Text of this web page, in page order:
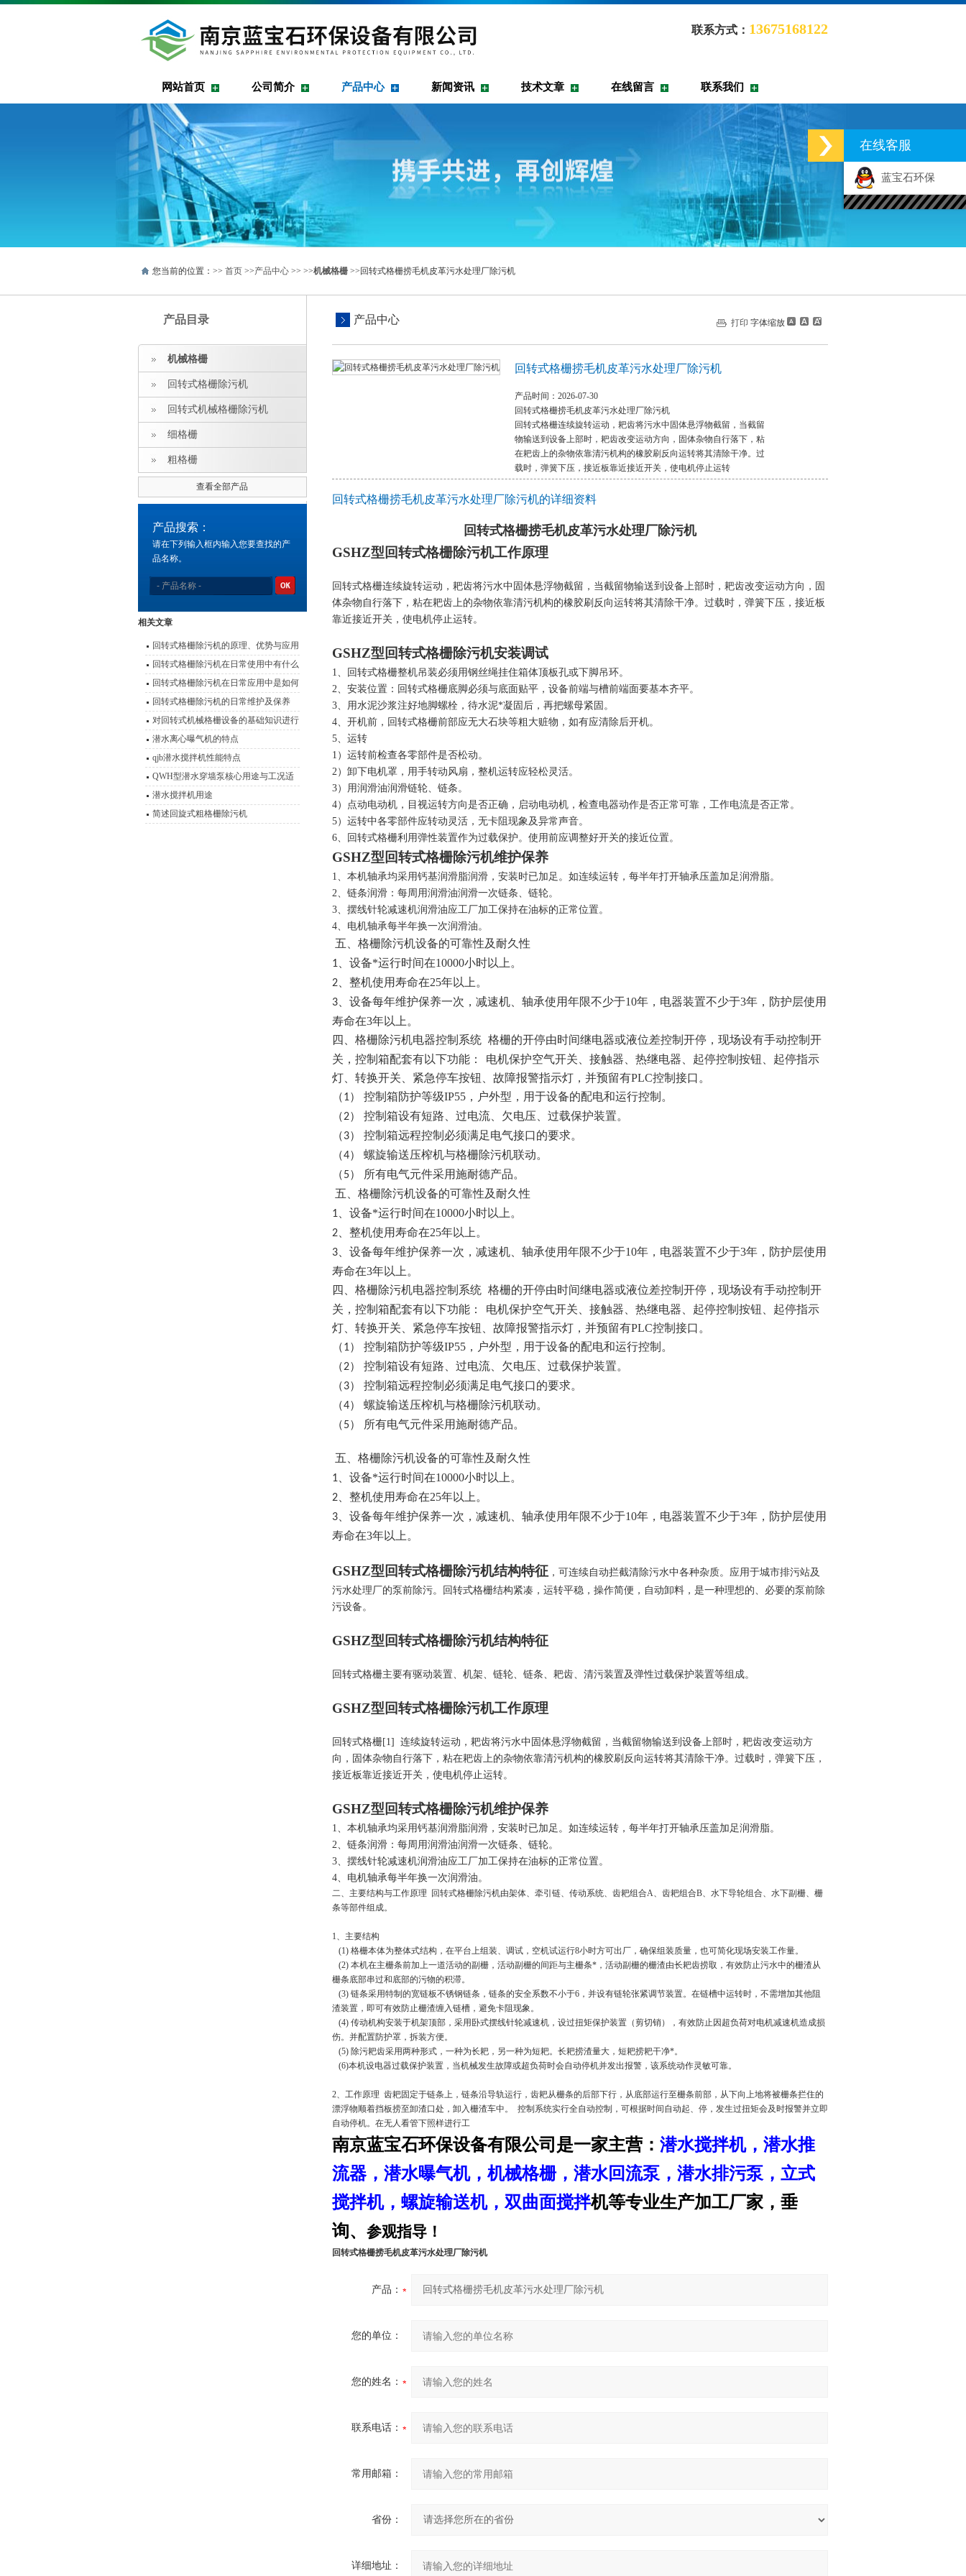
联系方式： 13675168122
网站首页 公司简介 产品中心 新闻资讯 技术文章 在线留言 联系我们
您当前的位置：>> 首页 >>产品中心 >> >>机械格栅 >>回转式格栅捞毛机皮革污水处理厂除污机
产品目录
机械格栅
回转式格栅除污机
回转式机械格栅除污机
细格栅
粗格栅
查看全部产品
产品搜索：
请在下列输入框内输入您要查找的产
品名称。
相关文章
回转式格栅除污机的原理、优势与应用
回转式格栅除污机在日常使用中有什么
优点？
回转式格栅除污机在日常应用中是如何
运行的？
回转式格栅除污机的日常维护及保养
对回转式机械格栅设备的基础知识进行
详细说明
潜水离心曝气机的特点
qjb潜水搅拌机性能特点
QWH型潜水穿墙泵核心用途与工况适
应性分析
潜水搅拌机用途
简述回旋式粗格栅除污机
产品中心 打印 字体缩放
回转式格栅捞毛机皮革污水处理厂除污机
产品时间：2026-07-30
回转式格栅捞毛机皮革污水处理厂除污机
回转式格栅连续旋转运动，耙齿将污水中固体悬浮物截留，当截留
物输送到设备上部时，耙齿改变运动方向，固体杂物自行落下，粘
在耙齿上的杂物依靠清污机构的橡胶刷反向运转将其清除干净。过
载时，弹簧下压，接近板靠近接近开关，使电机停止运转
回转式格栅捞毛机皮革污水处理厂除污机的详细资料
回转式格栅捞毛机皮革污水处理厂除污机
GSHZ型回转式格栅除污机工作原理
回转式格栅连续旋转运动，耙齿将污水中固体悬浮物截留，当截留物输送到设备上部时，耙齿改变运动方向，固
体杂物自行落下，粘在耙齿上的杂物依靠清污机构的橡胶刷反向运转将其清除干净。过载时，弹簧下压，接近板
靠近接近开关，使电机停止运转。
GSHZ型回转式格栅除污机安装调试
1、回转式格栅整机吊装必须用钢丝绳挂住箱体顶板孔或下脚吊环。
2、安装位置：回转式格栅底脚必须与底面贴平，设备前端与槽前端面要基本齐平。
3、用水泥沙浆注好地脚螺栓，待水泥*凝固后，再把螺母紧固。
4、开机前，回转式格栅前部应无大石块等粗大赃物，如有应清除后开机。
5、运转
1）运转前检查各零部件是否松动。
2）卸下电机罩，用手转动风扇，整机运转应轻松灵活。
3）用润滑油润滑链轮、链条。
4）点动电动机，目视运转方向是否正确，启动电动机，检查电器动作是否正常可靠，工作电流是否正常。
5）运转中各零部件应转动灵活，无卡阻现象及异常声音。
6、回转式格栅利用弹性装置作为过载保护。使用前应调整好开关的接近位置。
GSHZ型回转式格栅除污机维护保养
1、本机轴承均采用钙基润滑脂润滑，安装时已加足。如连续运转，每半年打开轴承压盖加足润滑脂。
2、链条润滑：每周用润滑油润滑一次链条、链轮。
3、摆线针轮减速机润滑油应工厂加工保持在油标的正常位置。
4、电机轴承每半年换一次润滑油。
五、 格栅除污机设备的可靠性及耐久性
1 、设备*运行时间在10000小时以上。
2 、整机使用寿命在25年以上。
3 、设备每年维护保养一次，减速机、轴承使用年限不少于10年，电器装置不少于3年，防护层使用
寿命在3年以上。
四、 格栅除污机电器控制系统 格栅的开停由时间继电器或液位差控制开停，现场设有手动控制开
关，控制箱配套有以下功能：
电机保护空气开关、接触器、热继电器、起停控制按钮、起停指示
灯、转换开关、紧急停车按钮、故障报警指示灯，并预留有PLC控制接口。
（1） 控制箱防护等级IP55 ，户外型，用于设备的配电和运行控制。
（2） 控制箱设有短路、过电流、欠电压、过载保护装置。
（3） 控制箱远程控制必须满足电气接口的要求。
（4） 螺旋输送压榨机与格栅除污机联动。
（5） 所有电气元件采用施耐德产品。
五、 格栅除污机设备的可靠性及耐久性
1 、设备*运行时间在10000小时以上。
2 、整机使用寿命在25年以上。
3 、设备每年维护保养一次，减速机、轴承使用年限不少于10年，电器装置不少于3年，防护层使用
寿命在3年以上。
四、 格栅除污机电器控制系统 格栅的开停由时间继电器或液位差控制开停，现场设有手动控制开
关，控制箱配套有以下功能：
电机保护空气开关、接触器、热继电器、起停控制按钮、起停指示
灯、转换开关、紧急停车按钮、故障报警指示灯，并预留有PLC控制接口。
（1） 控制箱防护等级IP55 ，户外型，用于设备的配电和运行控制。
（2） 控制箱设有短路、过电流、欠电压、过载保护装置。
（3） 控制箱远程控制必须满足电气接口的要求。
（4） 螺旋输送压榨机与格栅除污机联动。
（5） 所有电气元件采用施耐德产品。
五、 格栅除污机设备的可靠性及耐久性
1 、设备*运行时间在10000小时以上。
2 、整机使用寿命在25年以上。
3 、设备每年维护保养一次，减速机、轴承使用年限不少于10年，电器装置不少于3年，防护层使用
寿命在3年以上。
GSHZ型回转式格栅除污机结构特征 ，可连续自动拦截清除污水中各种杂质。应用于城市排污站及
污水处理厂的泵前除污。回转式格栅结构紧凑，运转平稳，操作简便，自动卸料，是一种理想的、必要的泵前除
污设备。
GSHZ型回转式格栅除污机结构特征
回转式格栅主要有驱动装置、机架、链轮、链条、耙齿、清污装置及弹性过载保护装置等组成。
GSHZ型回转式格栅除污机工作原理
回转式格栅[1] 连续旋转运动，耙齿将污水中固体悬浮物截留，当截留物输送到设备上部时，耙齿改变运动方
向，固体杂物自行落下，粘在耙齿上的杂物依靠清污机构的橡胶刷反向运转将其清除干净。过载时，弹簧下压，
接近板靠近接近开关，使电机停止运转。
GSHZ型回转式格栅除污机维护保养
1、本机轴承均采用钙基润滑脂润滑，安装时已加足。如连续运转，每半年打开轴承压盖加足润滑脂。
2、链条润滑：每周用润滑油润滑一次链条、链轮。
3、摆线针轮减速机润滑油应工厂加工保持在油标的正常位置。
4、电机轴承每半年换一次润滑油。
二、主要结构与工作原理 回转式格栅除污机由架体、牵引链、传动系统、齿耙组合A、齿耙组合B、水下导轮组合、水下副栅、栅
条等部件组成。
1、主要结构
(1) 格栅本体为整体式结构，在平台上组装、调试，空机试运行8小时方可出厂，确保组装质量，也可简化现场安装工作量。
(2) 本机在主栅条前加上一道活动的副栅，活动副栅的间距与主栅条*，活动副栅的栅渣由长耙齿捞取，有效防止污水中的栅渣从
栅条底部串过和底部的污物的积滞。
(3) 链条采用特制的宽链板不锈钢链条，链条的安全系数不小于6，并设有链轮张紧调节装置。在链槽中运转时，不需增加其他阻
渣装置，即可有效防止栅渣缠入链槽，避免卡阻现象。
(4) 传动机构安装于机架顶部，采用卧式摆线针轮减速机，设过扭矩保护装置（剪切销），有效防止因超负荷对电机减速机造成损
伤。并配置防护罩，拆装方便。
(5) 除污耙齿采用两种形式，一种为长耙，另一种为短耙。长耙捞渣量大，短耙捞耙干净*。
(6)本机设电器过载保护装置，当机械发生故障或超负荷时会自动停机并发出报警，该系统动作灵敏可靠。
2、工作原理 齿耙固定于链条上，链条沿导轨运行，齿耙从栅条的后部下行，从底部运行至栅条前部，从下向上地将被栅条拦住的
漂浮物顺着挡板捞至卸渣口处，卸入栅渣车中。 控制系统实行全自动控制，可根据时间自动起、停，发生过扭矩会及时报警并立即
自动停机。在无人看管下照样进行工
南京蓝宝石环保设备有限公司 是一家主营： 潜水搅拌机， 潜水推
流器，潜水曝气机，机械格栅， 潜水回流泵 ，潜水排污泵，立式
搅拌机，螺旋输送机，双曲面搅拌机等专业生产加工厂家，垂
询、 参观指导！
回转式格栅捞毛机皮革污水处理厂除污机
产品：
您的单位：
您的姓名：
联系电话：
常用邮箱：
省份：
详细地址：
在线客服
蓝宝石环保